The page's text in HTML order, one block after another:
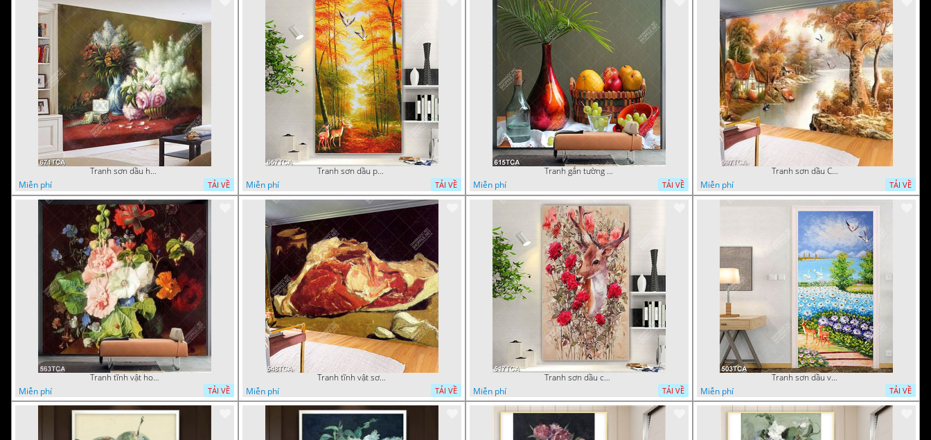
Tranh sơn dầu hoa quả tĩnh vật nghệ thuật gắn tường
Miễn phí
TẢI VỀ
Tranh sơn dầu phong cảnh mùa thu cây lá vàng và nai trang trí tường
Miễn phí
TẢI VỀ
Tranh gắn tường hoa quả nghệ thuật
Miễn phí
TẢI VỀ
Tranh sơn dầu Châu Âu phong cảnh ngôi làng bên dòng sông
Miễn phí
TẢI VỀ
Tranh tĩnh vật hoa quả decor phòng khách in uv
Miễn phí
TẢI VỀ
Tranh tĩnh vật sơn dầu nước ngoài trang trí phòng bếp
Miễn phí
TẢI VỀ
Tranh sơn dầu chú nai trong vườn hoa decor tường in uv
Miễn phí
TẢI VỀ
Tranh sơn dầu vườn hoa bên dòng sông decor tường
Miễn phí
TẢI VỀ